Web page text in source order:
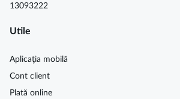
13093222
Utile
Aplicaţia mobilă
Cont client
Plată online